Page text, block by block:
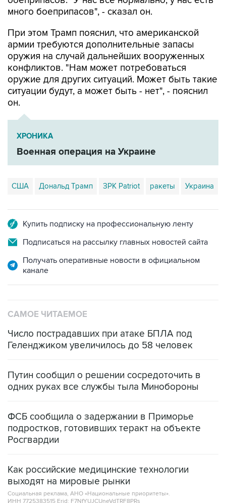
При этом Трамп пояснил, что американской
оружия на случай дальнейших вооруженных
конфликтов. "Нам может потребоваться
оружие для других ситуаций. Может быть такие
ситуации будут, а может быть - нет", - пояснил
он.
ХРОНИКА
Военная операция на Украине
США Дональд Трамп ЗРК Patriot ракеты Украина
Подписаться на рассылку главных новостей сайта
Получать оперативные новости в официальном
канале
Число пострадавших при атаке БПЛА под
Путин сообщил о решении сосредоточить в
ФСБ сообщила о задержании в Приморье
Росгвардии
Как российские медицинские технологии
Социальная реклама, АНО «Национальные приоритеты».
ИНН 7725383515 Erid: F7NfYUJCUneVdTRF8PRs